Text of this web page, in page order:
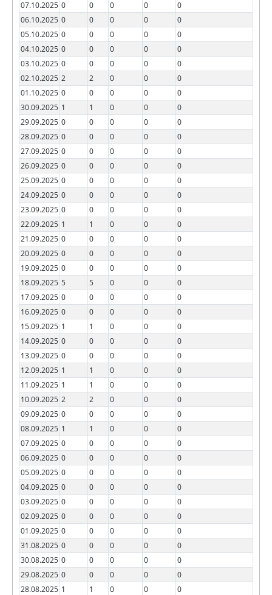
07.10.2025 0 0 0 0
0
06.10.2025 0 0 0 0
0
05.10.2025 0 0 0 0
0
04.10.2025 0 0 0 0
0
03.10.2025 0 0 0 0
0
02.10.2025 2 2 0 0
0
01.10.2025 0 0 0 0
0
30.09.2025 1 1 0 0
0
29.09.2025 0 0 0 0
0
28.09.2025 0 0 0 0
0
27.09.2025 0 0 0 0
0
26.09.2025 0 0 0 0
0
25.09.2025 0 0 0 0
0
24.09.2025 0 0 0 0
0
23.09.2025 0 0 0 0
0
22.09.2025 1 1 0 0
0
21.09.2025 0 0 0 0
0
20.09.2025 0 0 0 0
0
19.09.2025 0 0 0 0
0
18.09.2025 5 5 0 0
0
17.09.2025 0 0 0 0
0
16.09.2025 0 0 0 0
0
15.09.2025 1 1 0 0
0
14.09.2025 0 0 0 0
0
13.09.2025 0 0 0 0
0
12.09.2025 1 1 0 0
0
11.09.2025 1 1 0 0
0
10.09.2025 2 2 0 0
0
09.09.2025 0 0 0 0
0
08.09.2025 1 1 0 0
0
07.09.2025 0 0 0 0
0
06.09.2025 0 0 0 0
0
05.09.2025 0 0 0 0
0
04.09.2025 0 0 0 0
0
03.09.2025 0 0 0 0
0
02.09.2025 0 0 0 0
0
01.09.2025 0 0 0 0
0
31.08.2025 0 0 0 0
0
30.08.2025 0 0 0 0
0
29.08.2025 0 0 0 0
0
28.08.2025 1 1 0 0
0